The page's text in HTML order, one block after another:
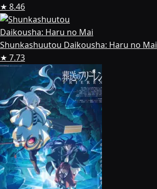
★ 8.46
Shunkashuutou Daikousha: Haru no Mai
★ 7.73